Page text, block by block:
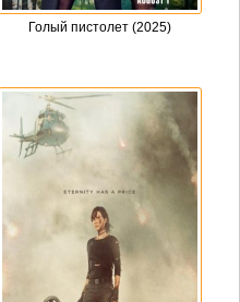
Голый пистолет (2025)